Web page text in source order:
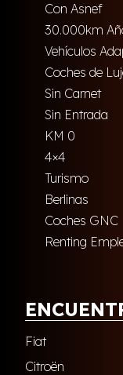
Con Asnef
30.000km
Vehículos
Coches de
Sin Carnet
Sin Entrada
KM 0
4×4
Turismo
Berlinas
Coches GNC
Renting
Fiat
Citroën